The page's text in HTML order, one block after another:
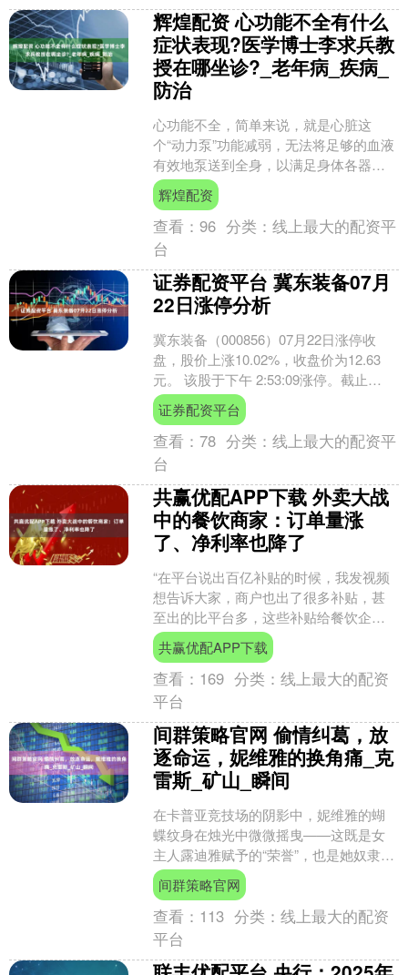
辉煌配资 心功能不全有什么
症状表现?医学博士李求兵教
授在哪坐诊?_老年病_疾病_
防治
心功能不全，简单来说，就是心脏这
个“动力泵”功能减弱，无法将足够的血液
有效地泵送到全身，以满足身体各器官
组织代谢需求的一种病理状态。它常由
冠心病、高血压、心肌病....
辉煌配资
查看：96 分类：线上最大的配资平
台
证券配资平台 冀东装备07月
22日涨停分析
冀东装备（000856）07月22日涨停收
盘，股价上涨10.02%，收盘价为12.63
元。 该股于下午 2:53:09涨停。截止
15:00:31未打开涨停，封住....
证券配资平台
查看：78 分类：线上最大的配资平
台
共赢优配APP下载 外卖大战
中的餐饮商家：订单量涨
了、净利率也降了
“在平台说出百亿补贴的时候，我发视频
想告诉大家，商户也出了很多补贴，甚
至出的比平台多，这些补贴给餐饮企业
带来很大的运营压力。”嘉和一品创始人
刘京京对经济观察报说....
共赢优配APP下载
查看： 169 分类：线上最大的配资
平台
间群策略官网 偷情纠葛，放
逐命运，妮维雅的换角痛_克
雷斯_矿山_瞬间
在卡普亚竞技场的阴影中，妮维雅的蝴
蝶纹身在烛光中微微摇曳——这既是女
主人露迪雅赋予的“荣誉”，也是她奴隶身
份无可逃避的烙印。作为巴蒂塔斯家族
里最温和的女奴，她曾....
间群策略官网
查看： 113 分类：线上最大的配资
平台